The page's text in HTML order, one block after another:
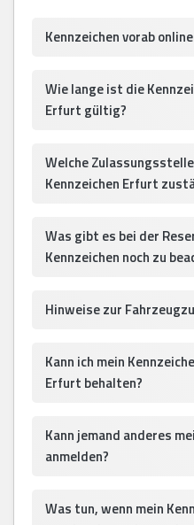
Kennzeichen vorab
Wie lange ist die
Erfurt gültig?
Welche
Kennzeichen Erfurt
Was gibt es bei der
Kennzeichen noch zu
Hinweise zur
Kann ich mein
Erfurt behalten?
Kann jemand anderes
anmelden?
Was tun, wenn mein